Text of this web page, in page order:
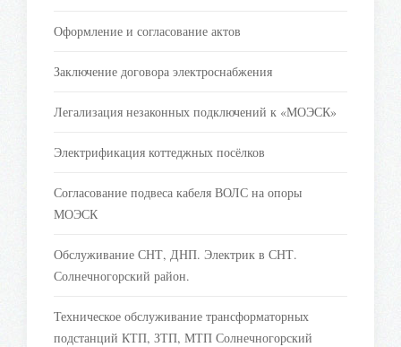
Оформление и согласование актов
Заключение договора электроснабжения
Легализация незаконных подключений к «МОЭСК»
Электрификация коттеджных посёлков
Согласование подвеса кабеля ВОЛС на опоры
МОЭСК
Обслуживание СНТ, ДНП. Электрик в СНТ.
Солнечногорский район.
Техническое обслуживание трансформаторных
подстанций КТП, ЗТП, МТП Солнечногорский